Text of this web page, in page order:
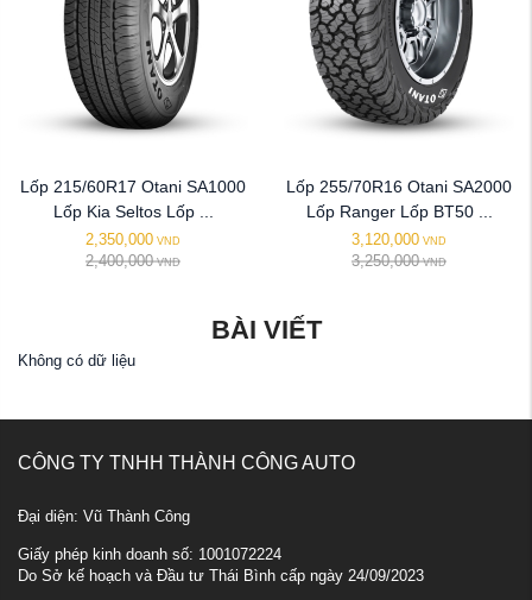
Lốp 215/60R17 Otani SA1000
Lốp Kia Seltos Lốp ...
2,350,000 VND
2,400,000 VND
Lốp 255/70R16 Otani SA2000
Lốp Ranger Lốp BT50 ...
3,120,000 VND
3,250,000 VND
BÀI VIẾT
Không có dữ liệu
CÔNG TY TNHH THÀNH CÔNG AUTO
Đại diện: Vũ Thành Công
Giấy phép kinh doanh số: 1001072224
Do Sở kế hoạch và Đầu tư Thái Bình cấp ngày 24/09/2023